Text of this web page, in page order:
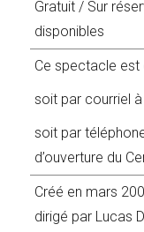
Gratuit / Sur
disponibles
Ce spectacle est
soit par courriel
soit par
d’ouverture du
Créé en mars
dirigé par Lucas